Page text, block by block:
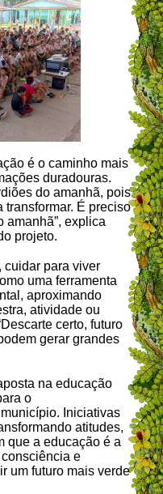
é o caminho mais
duradouras.
do amanhã, pois
transformar. É preciso
amanhã”, explica
projeto.
cuidar para viver
uma ferramenta
aproximando
atividade ou
certo, futuro
gerar grandes
na educação
o
Iniciativas
atitudes,
que a educação é a
e
um futuro mais verde